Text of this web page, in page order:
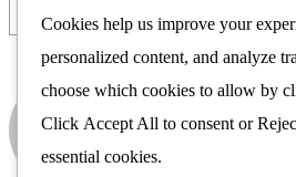
Cookies help us improve your
personalized content, and analyze
choose which cookies to allow by
Click Accept All to consent or
essential cookies.